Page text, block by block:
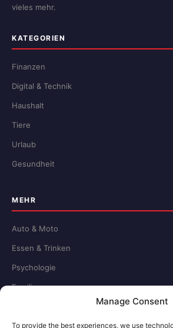
Manage Consent
To provide the best experiences, we use
vieles mehr.
KATEGORIEN
Finanzen
Digital & Technik
Haushalt
Tiere
Urlaub
Gesundheit
MEHR
Auto & Moto
Essen & Trinken
Psychologie
Familie